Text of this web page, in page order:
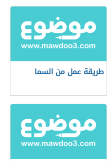
طريقة عمل من السما